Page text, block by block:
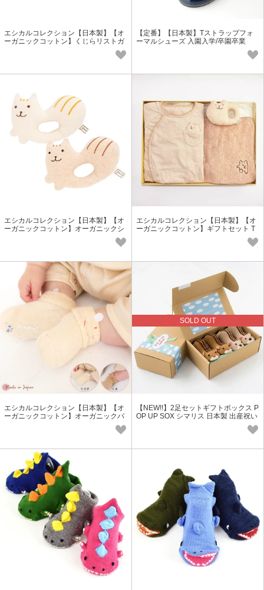
エシカルコレクション【日本製】【オ
ーガニックコットン】くじらリストガ
【定番】【日本製】Tストラップフォ
ーマルシューズ 入園入学/卒園卒業
エシカルコレクション【日本製】【オ
ーガニックコットン】オーガニックシ
エシカルコレクション【日本製】【オ
ーガニックコットン】ギフトセット T
エシカルコレクション【日本製】【オ
ーガニックコットン】オーガニックパ
SOLD OUT
【NEW!!】2足セットギフトボックス P
OP UP SOX シマリス 日本製 出産祝い